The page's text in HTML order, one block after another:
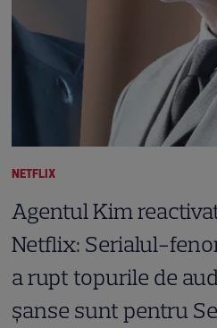
NETFLIX
Agentul Kim
Netflix: Serialul-
a rupt topurile de
șanse sunt pentru